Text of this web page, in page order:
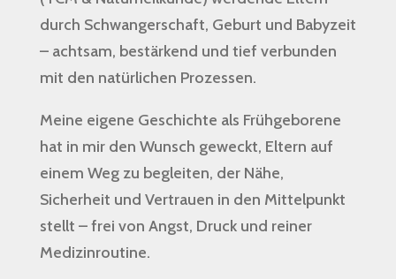
durch Schwangerschaft, Geburt und Babyzeit
– achtsam, bestärkend und tief verbunden
mit den natürlichen Prozessen.
Meine eigene Geschichte als Frühgeborene
hat in mir den Wunsch geweckt, Eltern auf
einem Weg zu begleiten, der Nähe,
Sicherheit und Vertrauen in den Mittelpunkt
stellt – frei von Angst, Druck und reiner
Medizinroutine.